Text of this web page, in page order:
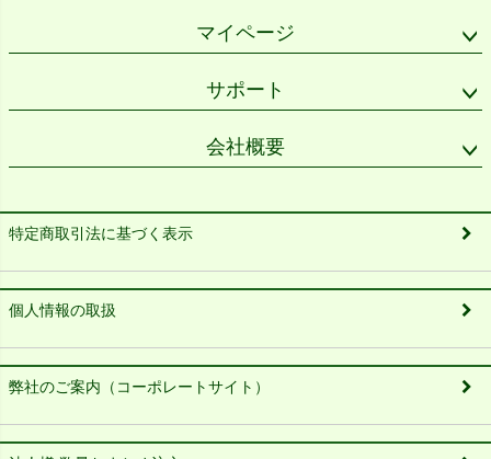
マイページ
サポート
会社概要
特定商取引法に基づく表示
個人情報の取扱
弊社のご案内（コーポレートサイト）